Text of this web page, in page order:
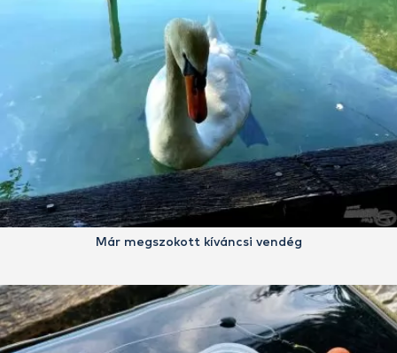
Már megszokott kíváncsi vendég